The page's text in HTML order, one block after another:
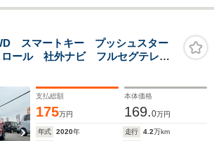
スマートキー プッシュスター
ロール 社外ナビ フルセグテレ
対応 前席シートヒータ
ーダー エンジンスターター
支払総額
175万円
本体価格
169.0万円
年式 2020年 走行 4.2万km